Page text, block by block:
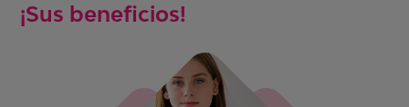
¡Sus beneficios!